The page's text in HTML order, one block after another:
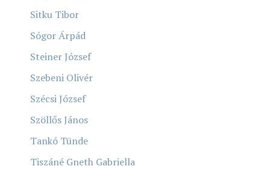
Sitku Tibor
Sógor Árpád
Steiner József
Szebeni Olivér
Szécsi József
Szöllős János
Tankó Tünde
Tiszáné Gneth Gabriella